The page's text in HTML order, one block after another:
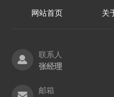
网站首页 关
联系人
张经理
邮箱